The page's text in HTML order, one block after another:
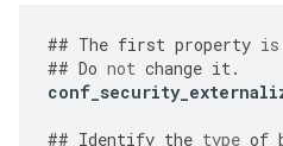
## The first property is
## Do not change it.
## Identify the type of